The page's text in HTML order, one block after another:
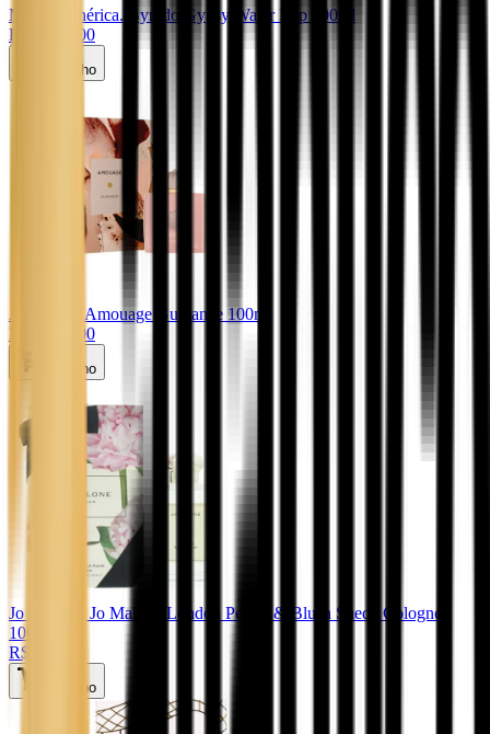
Marca Genérica. Byredo Gypsy Water Edp 100ml
R$ 1.739,00
Carrinho
. Amouage Guidance 100ml
R$ 2.650,00
Carrinho
Jo Malone
. Jo Malone London Peony & Blush Suede Cologne
100ml
R$ 869,00
Carrinho